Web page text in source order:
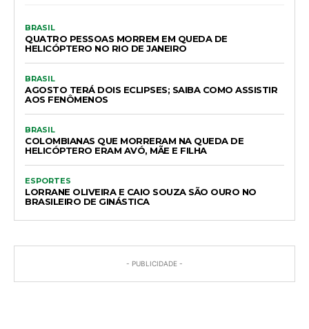
BRASIL
QUATRO PESSOAS MORREM EM QUEDA DE
HELICÓPTERO NO RIO DE JANEIRO
BRASIL
AGOSTO TERÁ DOIS ECLIPSES; SAIBA COMO ASSISTIR
AOS FENÔMENOS
BRASIL
COLOMBIANAS QUE MORRERAM NA QUEDA DE
HELICÓPTERO ERAM AVÓ, MÃE E FILHA
ESPORTES
LORRANE OLIVEIRA E CAIO SOUZA SÃO OURO NO
BRASILEIRO DE GINÁSTICA
- PUBLICIDADE -